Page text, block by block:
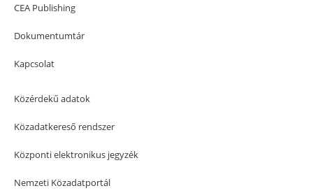
CEA Publishing
Dokumentumtár
Kapcsolat
Közérdekű adatok
Közadatkereső rendszer
Központi elektronikus jegyzék
Nemzeti Közadatportál